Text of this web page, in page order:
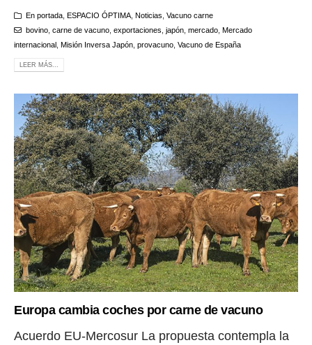
En portada, ESPACIO ÓPTIMA, Noticias Vacuno carne
bovino, carne de vacuno, exportaciones japón, mercado, Mercado
internacional Misión Inversa Japón provacuno Vacuno de España
LEER MÁS...
Europa cambia coches por carne de vacuno
Acuerdo EU-Mercosur La propuesta contempla la